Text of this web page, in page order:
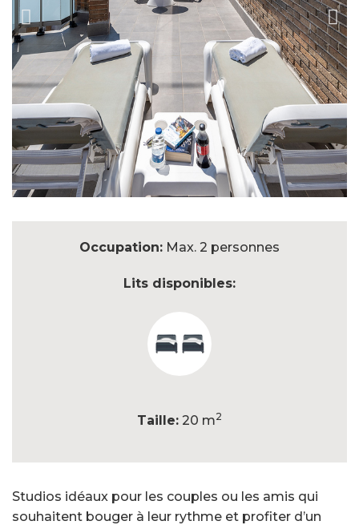
Occupation: Max. 2 personnes
Lits disponibles:
Taille: 20 m2
Studios idéaux pour les couples ou les amis qui
souhaitent bouger à leur rythme et profiter d’un